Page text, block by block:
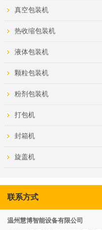
真空包装机
热收缩包装机
液体包装机
颗粒包装机
粉剂包装机
打包机
封箱机
旋盖机
联系方式
温州慧博智能设备有限公司